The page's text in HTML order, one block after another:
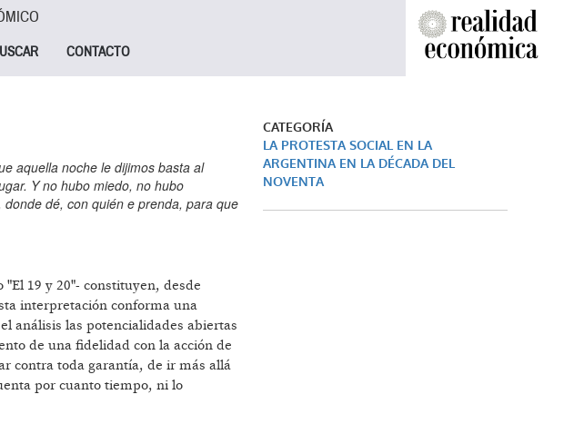
CONTACTO
aquella noche le dijimos basta al
Y no hubo miedo, no hubo
dé, con quién e prenda, para que
19 y 20"- constituyen, desde
interpretación conforma una
análisis las potencialidades abiertas
de una fidelidad con la acción de
contra toda garantía, de ir más allá
por cuanto tiempo, ni lo
CATEGORÍA
LA PROTESTA SOCIAL EN LA
ARGENTINA EN LA DÉCADA DEL
NOVENTA